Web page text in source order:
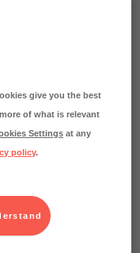
give you the best
of what is relevant
Settings at any
policy.